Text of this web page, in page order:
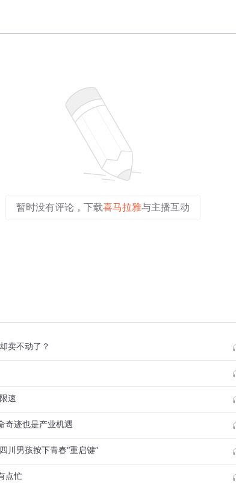
向陪同参观的时任希腊总统帕夫洛普洛斯讲起“止戈为
施于人’、‘天下为公’、‘和谐万邦’的理念。中国绝不
强大的国家之一，却从未殖民和侵略他国。中华文明
、全球发展的贡献者、国际秩序的维护者。
，并且希望世界各国共同走和平发展道路，让和平的
壮大，是世界和平力量的发展壮大——
全球安全倡议，呼吁统筹应对传统和非传统安全威
人民团结战斗，赢得了正义战胜邪恶、光明战胜黑
伟大的胜利，各国人民更应团结协作，推动人类社
暂时没有评论，下载喜马拉雅与主播互动
卖不动了？
速
奇迹也是产业机遇
川男孩按下青春“重启键”
点忙